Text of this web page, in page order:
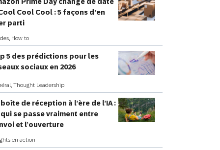
Données clients
Intégrations technologiques
SMS Mobile Wallet
En magasin
d’appel
Biens de consommation
SAP Engagement Cloud + SAP
Ressources de développement
Blog
Cool Cool : 5 façons d’en
parti
, How to
5 des prédictions pour les
sociaux en 2026
, Thought Leadership
boîte de réception à l’ère de l’IA :
qui se passe vraiment entre
et l’ouverture
en action